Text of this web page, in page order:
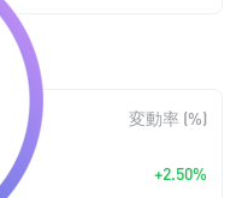
変動率 (%)
+2.50%